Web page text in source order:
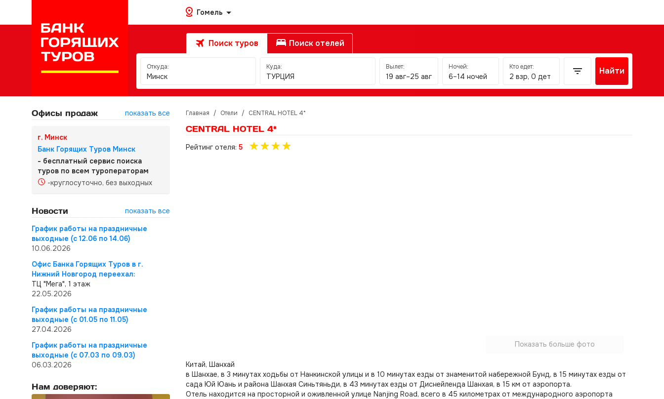
Гомель
Поиск туров Поиск отелей
Откуда:
Минск
Куда:
ТУРЦИЯ
Вылет:
19 авг–25 авг
Ночей:
6–14 ночей
Кто едет:
2 взр, 0 дет
Найти
Офисы продаж показать все
г. Минск
Банк Горящих Туров Минск
- бесплатный сервис поиска
туров по всем туроператорам
-круглосуточно, без выходных
Новости
показать все
График работы на праздничные
выходные (с 12.06 по 14.06)
10.06.2026
Офис Банка Горящих Туров в г.
Нижний Новгород переехал:
ТЦ "Мега", 1 этаж
22.05.2026
График работы на праздничные
выходные (с 01.05 по 11.05)
27.04.2026
График работы на праздничные
выходные (с 07.03 по 09.03)
06.03.2026
Нам доверяют:
Главная / Отели / CENTRAL HOTEL 4*
CENTRAL HOTEL 4*
Рейтинг отеля: 5
Показать больше фото
Китай, Шанхай
в Шанхае, в 3 минутах ходьбы от Нанкинской улицы и в 10 минутах езды от знаменитой набережной Бунд, в 15 минутах езды от
сада Юй Юань и района Шанхая Синьтяньди, в 43 минутах езды от Диснейленда Шанхая, в 15 км от аэропорта.
Отель находится на просторной и оживленной улице Nanjing Road, всего в 45 километрах от международного аэропорта